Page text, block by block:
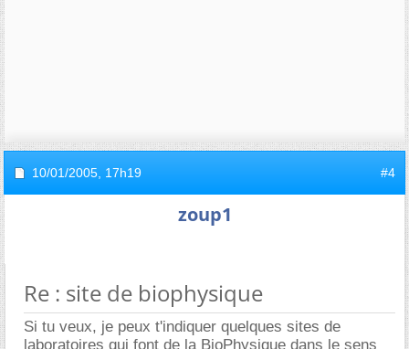
10/01/2005, 17h19 #4
zoup1
Re : site de biophysique
Si tu veux, je peux t'indiquer quelques sites de
laboratoires qui font de la BioPhysique dans le sens